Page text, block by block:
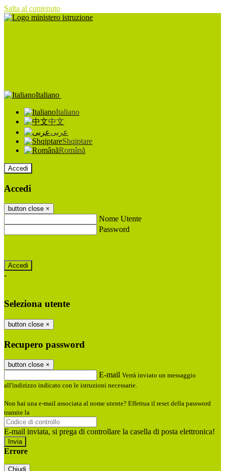
Salta al contenuto
Italiano
Italiano
中文
عربى
Shqiptare
Română
Accedi
Accedi
button close ×
Nome Utente
Password
-
Seleziona utente
button close ×
Recupero password
button close ×
E-mail Verrà inviato un messaggio
all'indirizzo indicato con le istruzioni necessarie.
Non hai una e-mail associata al nome utente? Effettua il reset della password
tramite la
E-mail inviata, si prega di controllare la casella di posta elettronica!
Errore
Chiudi